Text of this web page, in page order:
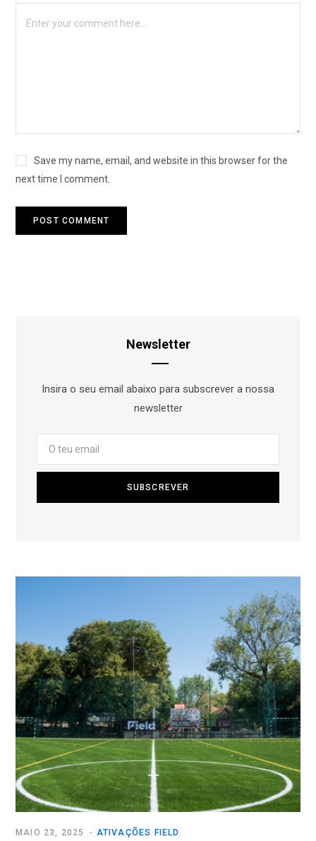
Save my name, email, and website in this browser for the
next time I comment.
Newsletter
Insira o seu email abaixo para subscrever a nossa
newsletter
ATIVAÇÕES FIELD
MAIO 23, 2025